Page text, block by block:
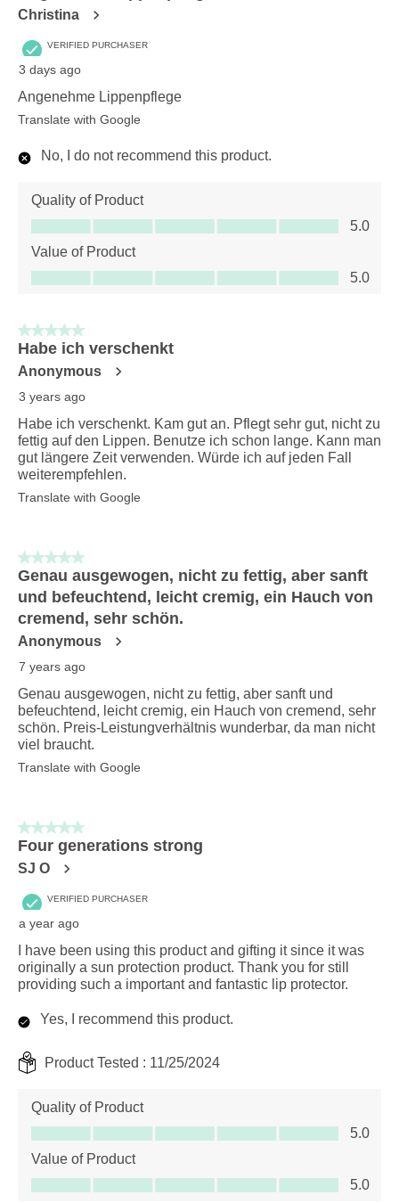
Christina
VERIFIED PURCHASER
3 days ago
Angenehme Lippenpflege
Translate with Google
No, I do not recommend this product.
Quality of Product
Quality of Product, 5.0 out of 5
5.0
Value of Product
Value of Product, 5.0 out of 5
5.0
5 out of 5 stars.
Habe ich verschenkt
Anonymous
3 years ago
Habe ich verschenkt. Kam gut an. Pflegt sehr gut, nicht zu
fettig auf den Lippen. Benutze ich schon lange. Kann man
gut längere Zeit verwenden. Würde ich auf jeden Fall
weiterempfehlen.
Translate with Google
5 out of 5 stars.
Genau ausgewogen, nicht zu fettig, aber sanft
und befeuchtend, leicht cremig, ein Hauch von
cremend, sehr schön.
Anonymous
7 years ago
Genau ausgewogen, nicht zu fettig, aber sanft und
befeuchtend, leicht cremig, ein Hauch von cremend, sehr
schön. Preis-Leistungverhältnis wunderbar, da man nicht
viel braucht.
Translate with Google
5 out of 5 stars.
Four generations strong
SJ O
VERIFIED PURCHASER
a year ago
I have been using this product and gifting it since it was
originally a sun protection product. Thank you for still
providing such a important and fantastic lip protector.
Yes, I recommend this product.
Product Tested : 11/25/2024
Quality of Product
Quality of Product, 5.0 out of 5
5.0
Value of Product
Value of Product, 5.0 out of 5
5.0